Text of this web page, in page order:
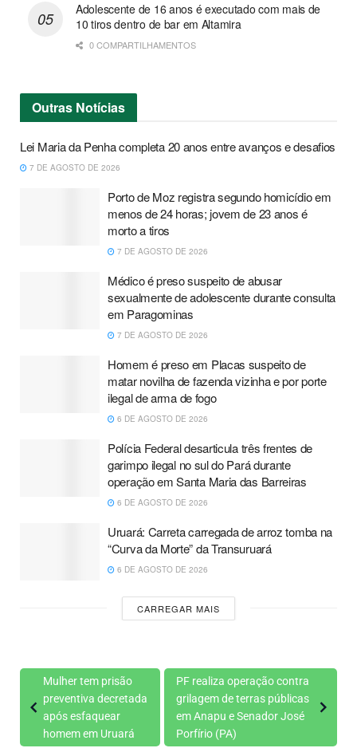
Adolescente de 16 anos é executado com mais de
10 tiros dentro de bar em Altamira
0 COMPARTILHAMENTOS
Outras Notícias
Lei Maria da Penha completa 20 anos entre avanços e desafios
7 DE AGOSTO DE 2026
Porto de Moz registra segundo homicídio em
menos de 24 horas; jovem de 23 anos é
morto a tiros
7 DE AGOSTO DE 2026
Médico é preso suspeito de abusar
sexualmente de adolescente durante consulta
em Paragominas
7 DE AGOSTO DE 2026
Homem é preso em Placas suspeito de
matar novilha de fazenda vizinha e por porte
ilegal de arma de fogo
6 DE AGOSTO DE 2026
Polícia Federal desarticula três frentes de
garimpo ilegal no sul do Pará durante
operação em Santa Maria das Barreiras
6 DE AGOSTO DE 2026
Uruará: Carreta carregada de arroz tomba na
“Curva da Morte” da Transuruará
6 DE AGOSTO DE 2026
CARREGAR MAIS
Mulher tem prisão
preventiva decretada
após esfaquear
homem em Uruará
PF realiza operação contra
grilagem de terras públicas
em Anapu e Senador José
Porfírio (PA)